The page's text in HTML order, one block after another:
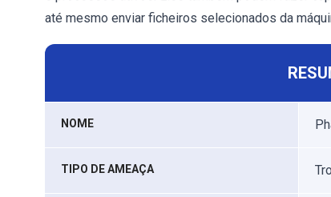
até mesmo enviar ficheiros selecionados da
NOME
TIPO DE AMEAÇA